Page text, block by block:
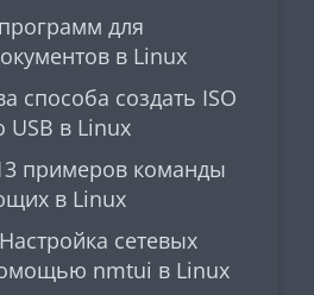
для
в Linux
способа создать ISO
USB в Linux
примеров команды
в Linux
Настройка сетевых
nmtui в Linux